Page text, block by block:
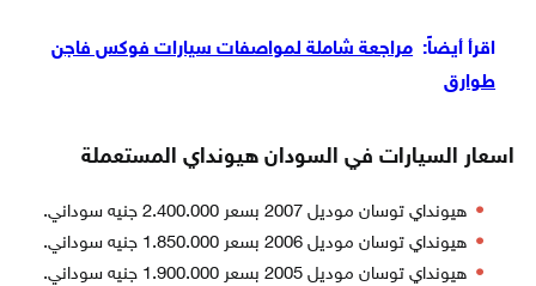
اقرأ أيضاً: مراجعة شاملة لمواصفات سيارات فوكس فاجن
طوارق
اسعار السيارات في السودان هيونداي المستعملة
هيونداي توسان موديل 2007 بسعر 2.400.000 جنيه سوداني.
هيونداي توسان موديل 2006 بسعر 1.850.000 جنيه سوداني.
هيونداي توسان موديل 2005 بسعر 1.900.000 جنيه سوداني.